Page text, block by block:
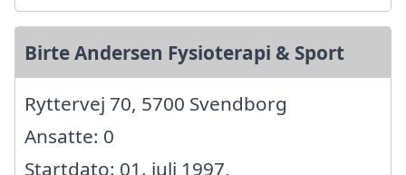
Birte Andersen Fysioterapi & Sport
Ryttervej 70, 5700 Svendborg
Ansatte: 0
Startdato: 01. juli 1997,